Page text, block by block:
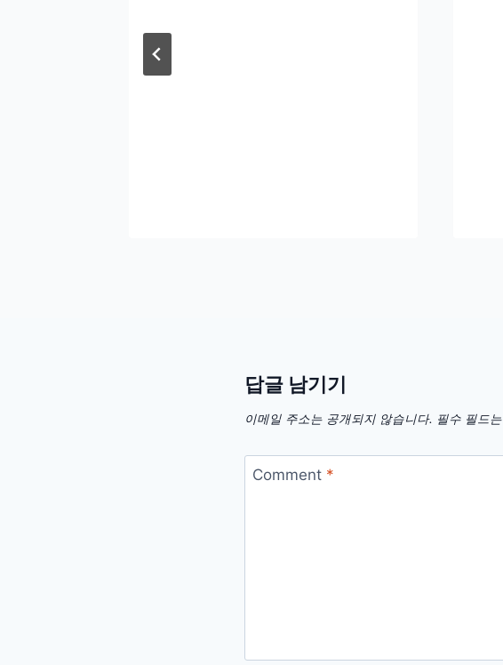
답글 남기기
이메일 주소는 공개되지 않습니다. 필수 필드는
Comment *